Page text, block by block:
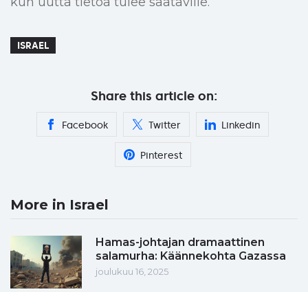
ISRAEL
Share this article on:
Facebook Twitter Linkedin
Pinterest
More in Israel
Hamas-johtajan dramaattinen
salamurha: Käännekohta Gazassa
joulukuu 16, 2025